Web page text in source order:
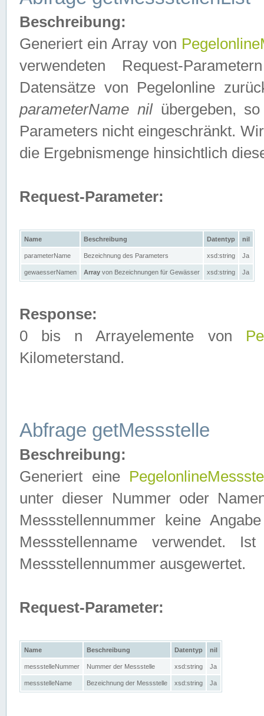
Beschreibung:
Generiert ein Array von
verwendeten Request-
Datensätze von Pegelonline
parameterName nilübergeben, so
Parameters nicht eingeschränkt.
die Ergebnismenge hinsichtlich
Request-Parameter:
Name Beschreibung Datentyp nil
parameterName Bezeichnung des Parameters xsd:string Ja
gewaesserNamen Array von Bezeichnungen für Gewässer xsd:string Ja
Response:
0 bis n Arrayelemente von
Kilometerstand.
Abfrage getMessstelle
Beschreibung:
Generiert eine
unter dieser Nummer oder
Messstellennummer keine
Messstellenname verwendet.
Messstellennummer ausgewertet.
Request-Parameter:
Name Beschreibung Datentyp nil
messstelleNummer Nummer der Messstelle xsd:string Ja
messstelleName Bezeichnung der Messstelle xsd:string Ja